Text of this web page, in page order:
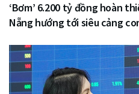
‘Bơm’ 6.200 tỷ đồng hoàn
Nẵng hướng tới siêu cảng